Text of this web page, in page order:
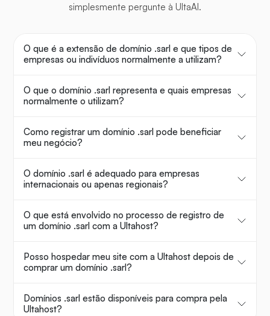
simplesmente pergunte à UltaAI.
O que é a extensão de domínio .sarl e que tipos de
empresas ou indivíduos normalmente a utilizam?
O que o domínio .sarl representa e quais empresas
normalmente o utilizam?
Como registrar um domínio .sarl pode beneficiar
meu negócio?
O domínio .sarl é adequado para empresas
internacionais ou apenas regionais?
O que está envolvido no processo de registro de
um domínio .sarl com a Ultahost?
Posso hospedar meu site com a Ultahost depois de
comprar um domínio .sarl?
Domínios .sarl estão disponíveis para compra pela
Ultahost?